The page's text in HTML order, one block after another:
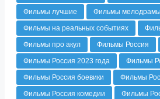
Фильмы лучшие
Фильмы мелодрамы
Фильмы на реальных событиях
Фильмы про акул
Фильмы Россия
Фильмы Россия 2023 года
Фильмы
Фильмы Россия боевики
Фильмы
Фильмы Россия комедии
Фильмы